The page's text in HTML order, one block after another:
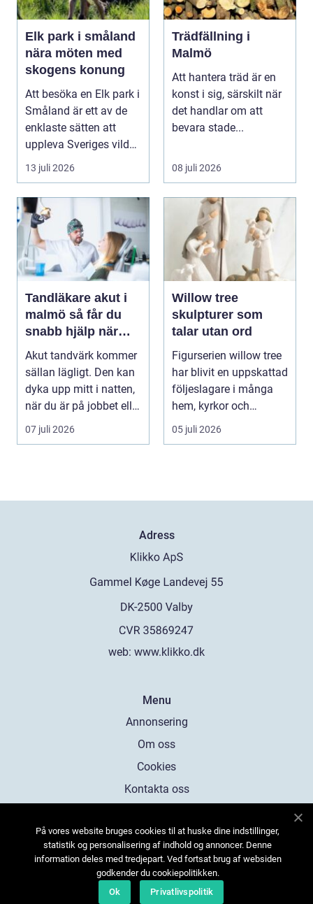
Elk park i småland
nära möten med
skogens konung
Att besöka en Elk park i
Småland är ett av de
enklaste sätten att
uppleva Sveriges vilda
hjärta på n...
13 juli 2026
Trädfällning i
Malmö
Att hantera träd är en
konst i sig, särskilt när
det handlar om att
bevara stade...
08 juli 2026
Tandläkare akut i
malmö så får du
snabb hjälp när
tanden krisar
Akut tandvärk kommer
sällan lägligt. Den kan
dyka upp mitt i natten,
när du är på jobbet eller
preci...
07 juli 2026
Willow tree
skulpturer som
talar utan ord
Figurserien willow tree
har blivit en uppskattad
följeslagare i många
hem, kyrkor och
arbetsrum. Sku...
05 juli 2026
Adress
web: www.klikko.dk
Menu
Annonsering
Om oss
Cookies
Kontakta oss
På vores website bruges cookies til at huske dine indstillinger,
statistik og personalisering af indhold og annoncer. Denne
information deles med tredjepart. Ved fortsat brug af websiden
godkender du cookiepolitikken.
Ok
Privatlivspolitik